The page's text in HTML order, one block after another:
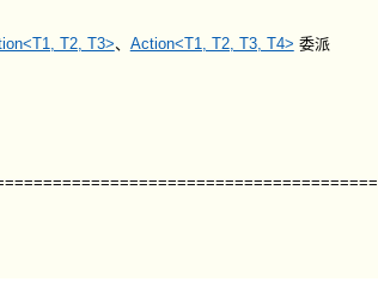
T2, T3>、 Action<T1, T2, T3, T4> 委派